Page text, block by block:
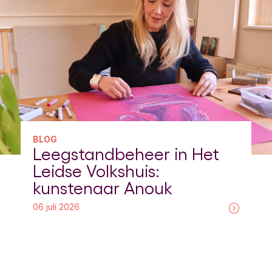
BLOG
Leegstandbeheer in Het
Leidse Volkshuis:
kunstenaar Anouk
06 juli 2026